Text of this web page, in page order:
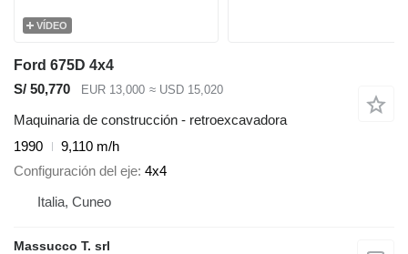
VÍDEO
Ford 675D 4x4
S/ 50,770
EUR 13,000 ≈ USD 15,020
Maquinaria de construcción - retroexcavadora
1990
9,110 m/h
Configuración del eje 4x4
Italia, Cuneo
Massucco T. srl